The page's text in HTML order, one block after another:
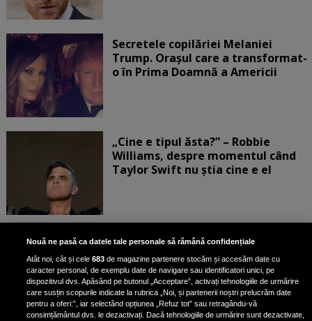
Secretele copilăriei Melaniei
Trump. Orașul care a transformat-
o în Prima Doamnă a Americii
„Cine e tipul ăsta?” – Robbie
Williams, despre momentul când
Taylor Swift nu știa cine e el
Bruce Dickinson, solistul trupei
Iron Maiden, şi-a arătat talentul
de scrimer la un concurs în Franţa
Nouă ne pasă ca datele tale personale să rămână confidențiale
Atât noi, cât și cele683 de magazine partenere stocăm și accesăm date cu
caracter personal, de exemplu date de navigare sau identificatori unici, pe
dispozitivul dvs. Apăsând pe butonul „Acceptare”, activați tehnologiile de urmărire
care susțin scopurile indicate la rubrica „Noi, și partenerii noștri prelucrăm date
pentru a oferi:”, iar selectând opțiunea „Refuz tot” sau retragându-vă
consimțământul dvs. le dezactivați. Dacă tehnologiile de urmărire sunt dezactivate,